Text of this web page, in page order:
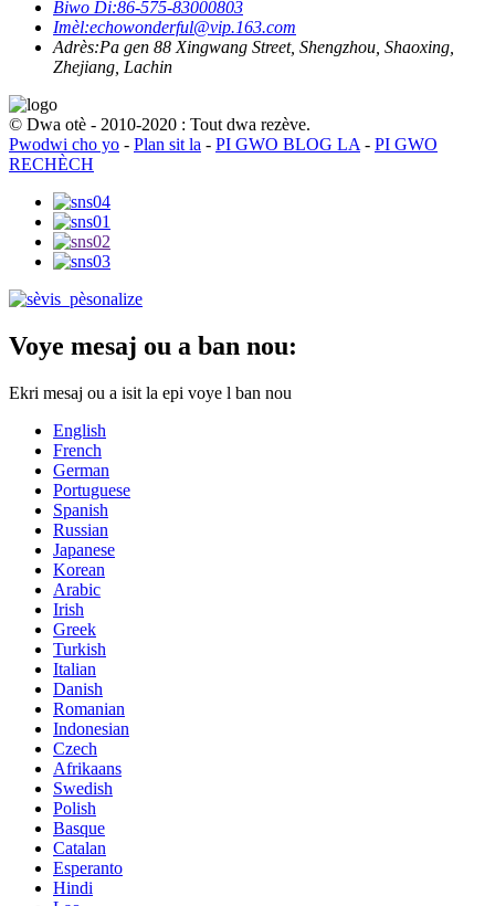
Biwo Di:86-575-83000803
Imèl:echowonderful@vip.163.com
Adrès:Pa gen 88 Xingwang Street, Shengzhou, Shaoxing,
Zhejiang, Lachin
© Dwa otè - 2010-2020 : Tout dwa rezève.
Pwodwi cho yo - Plan sit la - PI GWO BLOG LA - PI GWO
RECHÈCH
Voye mesaj ou a ban nou:
Ekri mesaj ou a isit la epi voye l ban nou
English
French
German
Portuguese
Spanish
Russian
Japanese
Korean
Arabic
Irish
Greek
Turkish
Italian
Danish
Romanian
Indonesian
Czech
Afrikaans
Swedish
Polish
Basque
Catalan
Esperanto
Hindi